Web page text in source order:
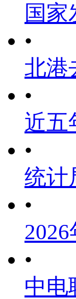
国
•
北港
•
近五
•
统计
•
•
中电